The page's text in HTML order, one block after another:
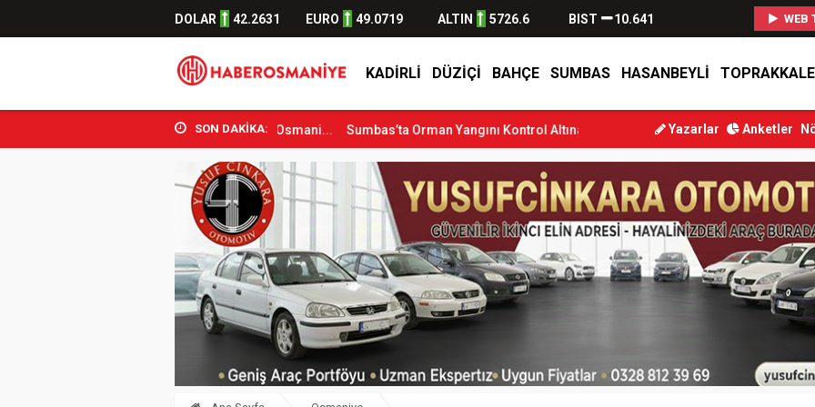
DOLAR 42.2631 EURO 49.0719 ALTIN 5726.6 BIST 10.641 WEB
KADIRLI DÜZIÇI BAHÇE SUMBAS HASANBEYLI TOPRAKKALE
SON DAKİKA:
Spor Bakanı Osman Aşkın Bak Osmani... Sumbas’ta Orman Yangını Kontrol Altına Alındı Osmaniye’de Tren Çarpması: Genç Yaralandı
Yazarlar Anketler